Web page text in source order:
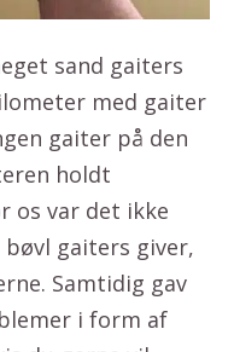
sand gaiters
med gaiter
gaiter på den
holdt
os var det ikke
gaiters giver,
Samtidig gav
i form af